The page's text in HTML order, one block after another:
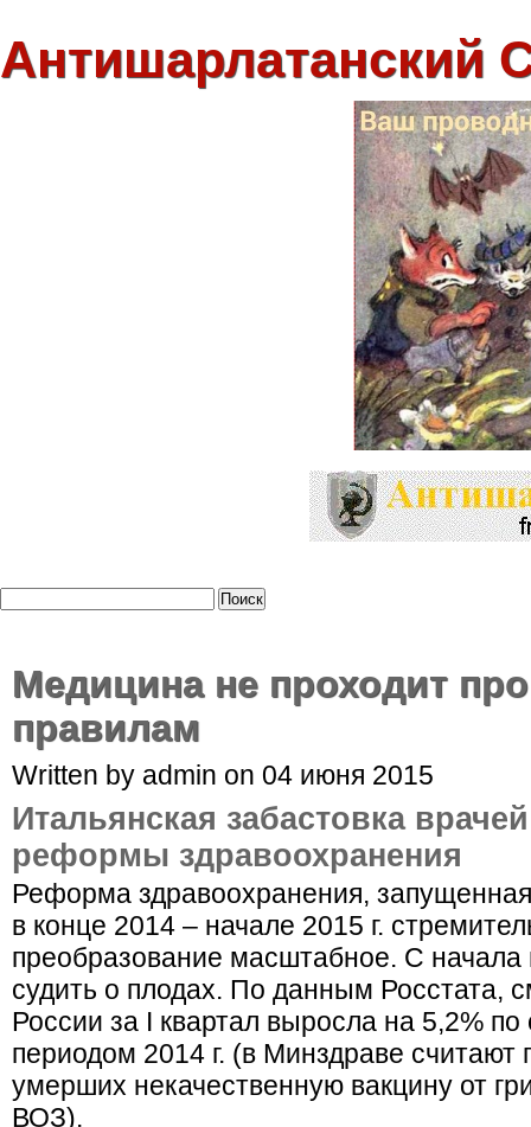
Антишарлатанский
Медицина не проходит
правилам
Written by admin on 04 июня 2015
Итальянская забастовка
реформы здравоохранения
Реформа здравоохранения,
в конце 2014 – начале 2015 г.
преобразование масштабное. С начала
судить о плодах. По данным Росстата,
России за I квартал выросла на 5,2%
периодом 2014 г. (в Минздраве считают
умерших некачественную вакцину от
ВОЗ).